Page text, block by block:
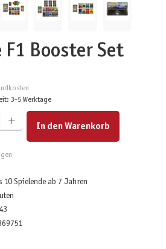
F1 Booster Set
3-5 Werktage
Wert ein oder benutze die Schaltflächen um die Anzahl zu
In den Warenkorb
10 Spielende ab 7 Jahren